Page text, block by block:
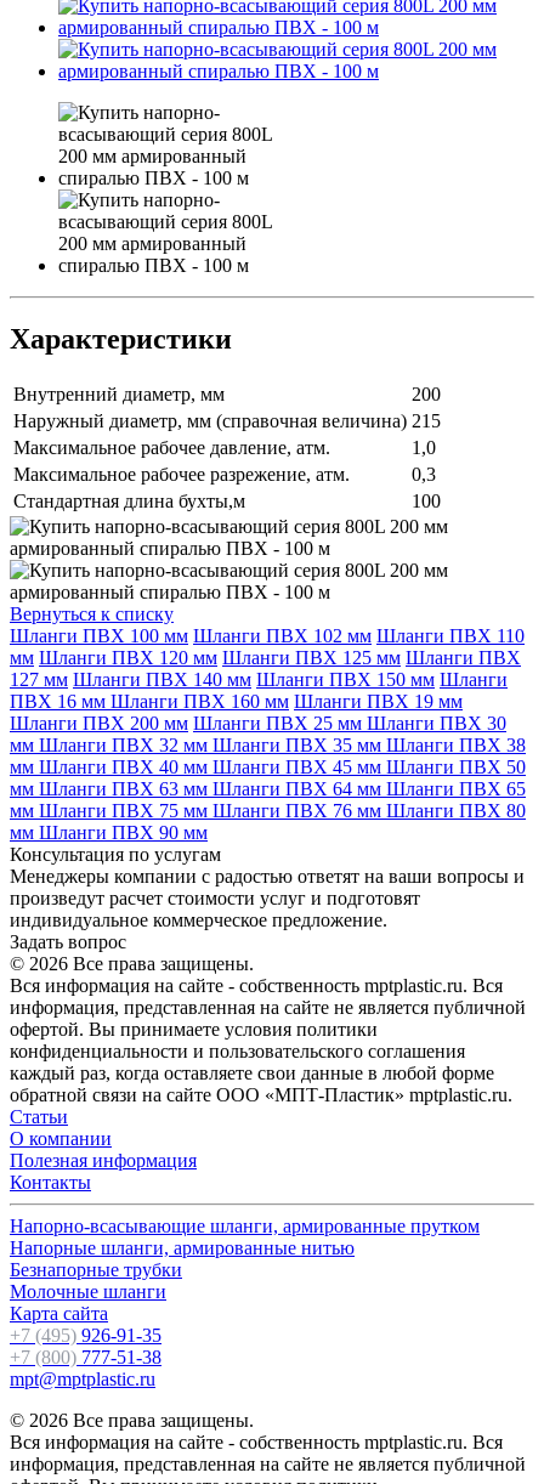
Характеристики
Внутренний диаметр, мм
200
Наружный диаметр, мм (справочная величина) 215
Максимальное рабочее давление, атм.
1,0
Максимальное рабочее разрежение, атм.
0,3
Стандартная длина бухты,м
100
Вернуться к списку
Шланги ПВХ 100 мм Шланги ПВХ 102 мм Шланги ПВХ 110
мм Шланги ПВХ 120 мм Шланги ПВХ 125 мм Шланги ПВХ
127 мм Шланги ПВХ 140 мм Шланги ПВХ 150 мм Шланги
ПВХ 16 мм Шланги ПВХ 160 мм Шланги ПВХ 19 мм
Шланги ПВХ 200 мм Шланги ПВХ 25 мм Шланги ПВХ 30
мм Шланги ПВХ 32 мм Шланги ПВХ 35 мм Шланги ПВХ 38
мм Шланги ПВХ 40 мм Шланги ПВХ 45 мм Шланги ПВХ 50
мм Шланги ПВХ 63 мм Шланги ПВХ 64 мм Шланги ПВХ 65
мм Шланги ПВХ 75 мм Шланги ПВХ 76 мм Шланги ПВХ 80
мм Шланги ПВХ 90 мм
Консультация по услугам
Менеджеры компании с радостью ответят на ваши вопросы и
произведут расчет стоимости услуг и подготовят
индивидуальное коммерческое предложение.
Задать вопрос
© 2026 Все права защищены.
Вся информация на сайте - собственность mptplastic.ru. Вся
информация, представленная на сайте не является публичной
офертой. Вы принимаете условия политики
конфиденциальности и пользовательского соглашения
каждый раз, когда оставляете свои данные в любой форме
обратной связи на сайте ООО «МПТ-Пластик» mptplastic.ru.
Статьи
О компании
Полезная информация
Контакты
Напорно-всасывающие шланги, армированные прутком
Напорные шланги, армированные нитью
Безнапорные трубки
Молочные шланги
Карта сайта
+7 (495) 926-91-35
+7 (800) 777-51-38
mpt@mptplastic.ru
© 2026 Все права защищены.
Вся информация на сайте - собственность mptplastic.ru. Вся
информация, представленная на сайте не является публичной